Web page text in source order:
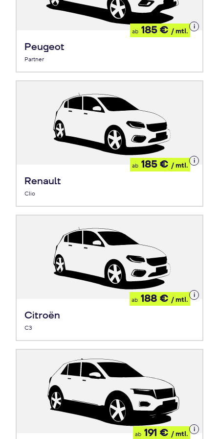
Peugeot
Partner
ab 185 € / mtl.
Details
zum
Renault
Clio
ab 185 € / mtl.
Details
zum
Citroën
C3
ab 188 € / mtl.
Details
zum
ab 191 € / mtl.
Details
zum